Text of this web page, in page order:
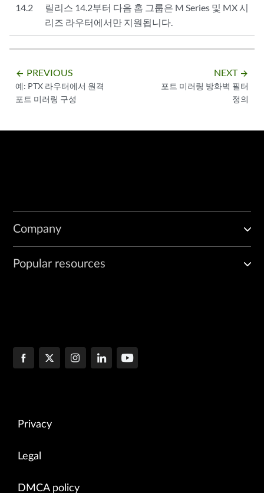
14.2
릴리스 14.2부터 다음 홉 그룹은 M Series 및 MX 시
리즈 라우터에서만 지원됩니다.
arrow_backward PREVIOUS
예: PTX 라우터에서 원격
포트 미러링 구성
NEXT arrow_forward
포트 미러링 방화벽 필터
정의
Company
Popular resources
Privacy
Legal
DMCA policy